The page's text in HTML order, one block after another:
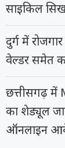
साइकिल
दुर्ग में
वेल्डर समेत
छत्तीसगढ़ में
का शेड्यूल
ऑनलाइन